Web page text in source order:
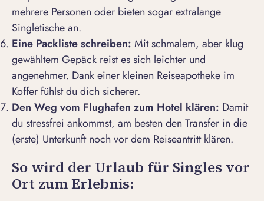
mehrere Personen oder bieten sogar extralange
Singletische an.
Eine Packliste schreiben: Mit schmalem, aber klug
gewähltem Gepäck reist es sich leichter und
angenehmer. Dank einer kleinen Reiseapotheke im
Koffer fühlst du dich sicherer.
Den Weg vom Flughafen zum Hotel klären: Damit
du stressfrei ankommst, am besten den Transfer in die
(erste) Unterkunft noch vor dem Reiseantritt klären.
So wird der Urlaub für Singles vor
Ort zum Erlebnis: